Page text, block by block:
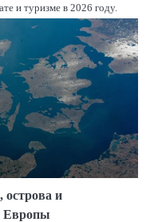
и туризме в 2026 году.
острова и
Европы